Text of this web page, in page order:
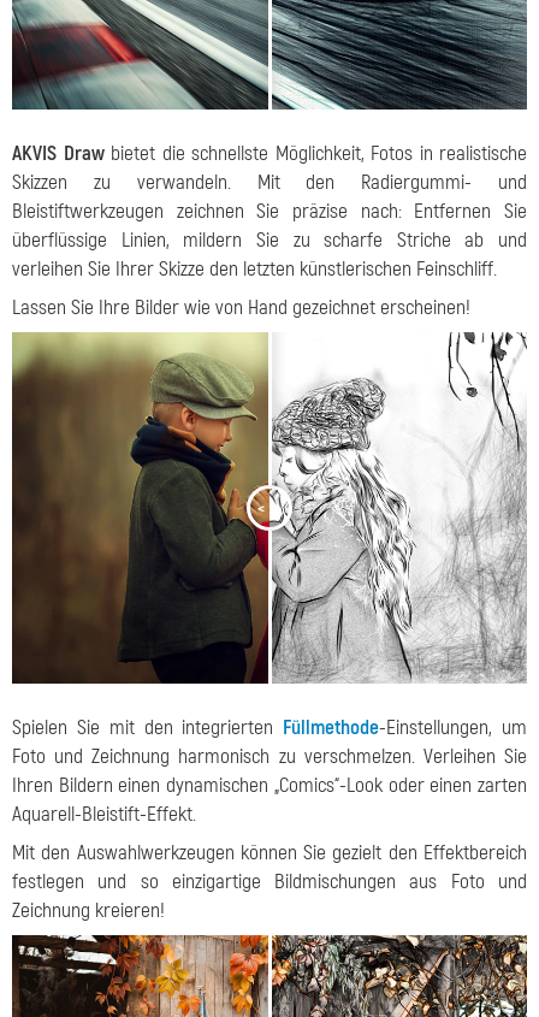
AKVIS Draw bietet die schnellste Möglichkeit, Fotos in realistische
Skizzen zu verwandeln. Mit den Radiergummi- und
Bleistiftwerkzeugen zeichnen Sie präzise nach: Entfernen Sie
überflüssige Linien, mildern Sie zu scharfe Striche ab und
verleihen Sie Ihrer Skizze den letzten künstlerischen Feinschliff.
Lassen Sie Ihre Bilder wie von Hand gezeichnet erscheinen!
< >
Spielen Sie mit den integrierten Füllmethode-Einstellungen, um
Foto und Zeichnung harmonisch zu verschmelzen. Verleihen Sie
Ihren Bildern einen dynamischen „Comics“-Look oder einen zarten
Aquarell-Bleistift-Effekt.
Mit den Auswahlwerkzeugen können Sie gezielt den Effektbereich
festlegen und so einzigartige Bildmischungen aus Foto und
Zeichnung kreieren!